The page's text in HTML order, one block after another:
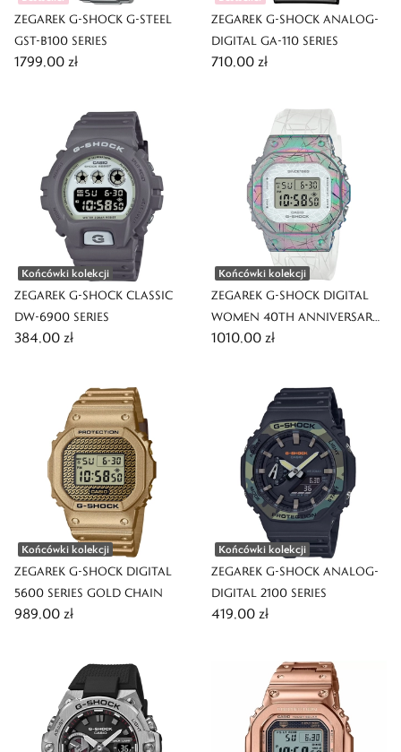
ZEGAREK G-SHOCK G-STEEL
GST-B100 SERIES
1799,00 zł
ZEGAREK G-SHOCK ANALOG-
DIGITAL GA-110 SERIES
710,00 zł
Końcówki kolekcji
ZEGAREK G-SHOCK CLASSIC
DW-6900 SERIES
384,00 zł
Końcówki kolekcji
ZEGAREK G-SHOCK DIGITAL
WOMEN 40TH ANNIVERSARY
ADVENTURER'S STONE SERIES
1010,00 zł
Końcówki kolekcji
ZEGAREK G-SHOCK DIGITAL
5600 SERIES GOLD CHAIN
989,00 zł
Końcówki kolekcji
ZEGAREK G-SHOCK ANALOG-
DIGITAL 2100 SERIES
419,00 zł